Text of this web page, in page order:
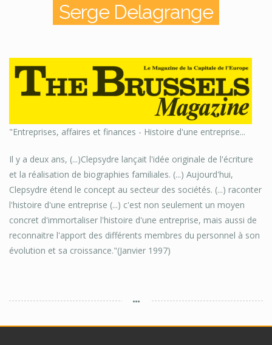
Serge Delagrange
"Entreprises, affaires et finances - Histoire d'une entreprise...
Il y a deux ans, (...)Clepsydre lançait l'idée originale de l'écriture
et la réalisation de biographies familiales. (...) Aujourd'hui,
Clepsydre étend le concept au secteur des sociétés. (...) raconter
l'histoire d'une entreprise (...) c'est non seulement un moyen
concret d'immortaliser l'histoire d'une entreprise, mais aussi de
reconnaitre l'apport des différents membres du personnel à son
évolution et sa croissance."(Janvier 1997)